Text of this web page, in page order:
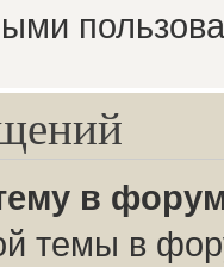
в
темы в